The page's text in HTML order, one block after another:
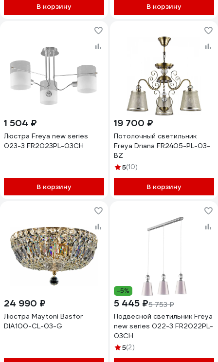
В корзину
2700K/4200K/6400K, 16м,
В корзину
1 504 ₽
Люстра Freya new series
023-3 FR2023PL-03CH
В корзину
19 700 ₽
Потолочный светильник
Freya Driana FR2405-PL-03-
BZ
5(10)
В корзину
24 990 ₽
Люстра Maytoni Basfor
DIA100-CL-03-G
-5%
5 445 ₽5 753 ₽
Подвесной светильник Freya
new series 022-3 FR2022PL-
03CH
5(2)